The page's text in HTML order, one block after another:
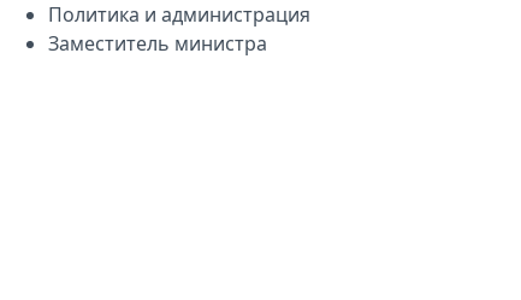
Политика и администрация
Заместитель министра